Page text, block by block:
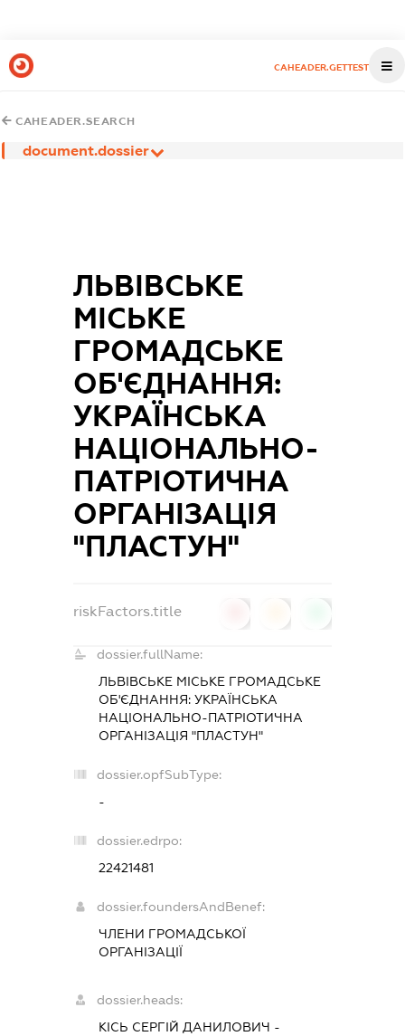
CAHEADER.GETTEST
CAHEADER.SEARCH
document.dossier
ЛЬВІВСЬКЕ
МІСЬКЕ
ГРОМАДСЬКЕ
ОБ'ЄДНАННЯ:
УКРАЇНСЬКА
НАЦІОНАЛЬНО-
ПАТРІОТИЧНА
ОРГАНІЗАЦІЯ
"ПЛАСТУН"
riskFactors.title
dossier.fullName:
ЛЬВІВСЬКЕ МІСЬКЕ ГРОМАДСЬКЕ
ОБ'ЄДНАННЯ: УКРАЇНСЬКА
НАЦІОНАЛЬНО-ПАТРІОТИЧНА
ОРГАНІЗАЦІЯ "ПЛАСТУН"
dossier.opfSubType:
-
dossier.edrpo:
22421481
dossier.foundersAndBenef:
ЧЛЕНИ ГРОМАДСЬКОЇ
ОРГАНІЗАЦІЇ
dossier.heads:
КІСЬ СЕРГІЙ ДАНИЛОВИЧ -